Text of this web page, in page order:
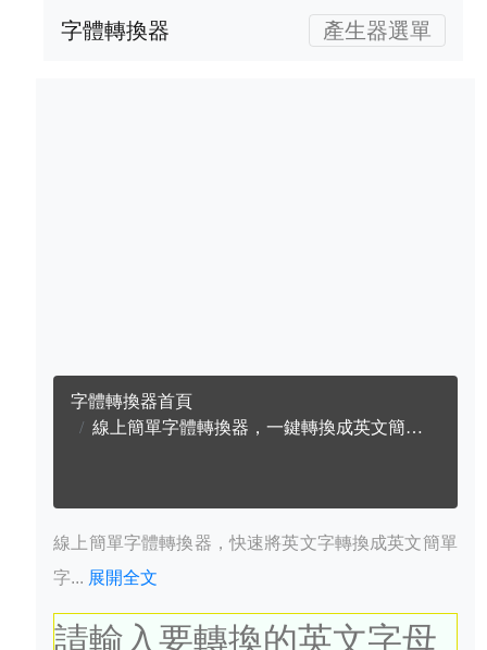
字體轉換器 產生器選單
字體轉換器首頁
線上簡單字體轉換器，一鍵轉換成英文簡單字體
線上簡單字體轉換器，快速將英文字轉換成英文簡單
字... 展開全文